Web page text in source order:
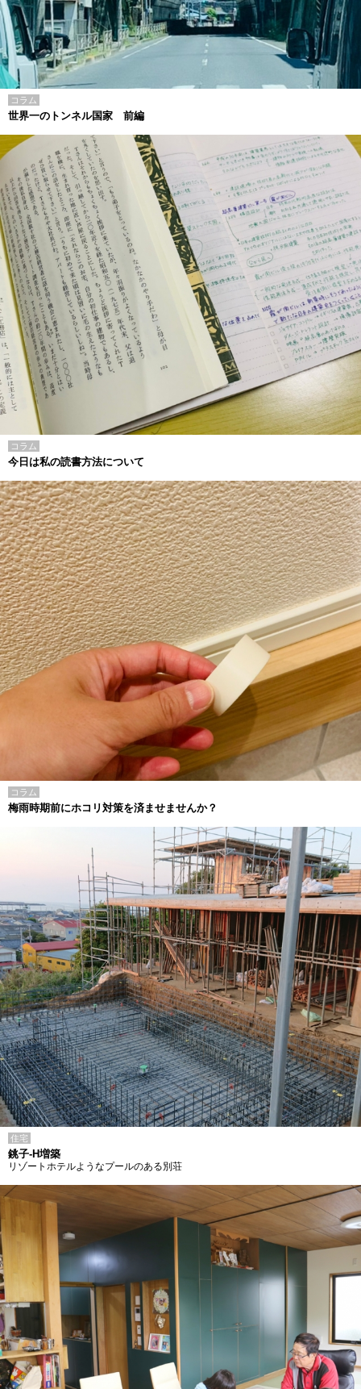
コラム
世界一のトンネル国家 前編
コラム
今日は私の読書方法について
コラム
梅雨時期前にホコリ対策を済ませませんか？
住宅
銚子-H増築
リゾートホテルようなプールのある別荘